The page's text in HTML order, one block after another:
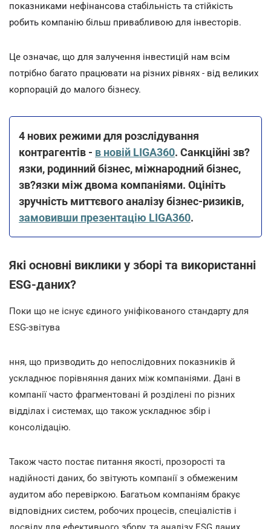
показниками нефінансова стабільність та стійкість
робить компанію більш привабливою для інвесторів.
Це означає, що для залучення інвестицій нам всім
потрібно багато працювати на різних рівнях - від великих
корпорацій до малого бізнесу.
4 нових режими для розслідування
контрагентів - в новій LIGA360. Санкційні зв?
язки, родинний бізнес, міжнародний бізнес,
зв?язки між двома компаніями. Оцініть
зручність миттєвого аналізу бізнес-ризиків,
замовивши презентацію LIGA360.
Які основні виклики у зборі та використанні
ESG-даних?
Поки що не існує єдиного уніфікованого стандарту для
ESG-звітува
ння, що призводить до непослідовних показників й
ускладнює порівняння даних між компаніями. Дані в
компанії часто фрагментовані й розділені по різних
відділах і системах, що також ускладнює збір і
консолідацію.
Також часто постає питання якості, прозорості та
надійності даних, бо звітують компанії з обмеженим
аудитом або перевіркою. Багатьом компаніям бракує
відповідних систем, робочих процесів, спеціалістів і